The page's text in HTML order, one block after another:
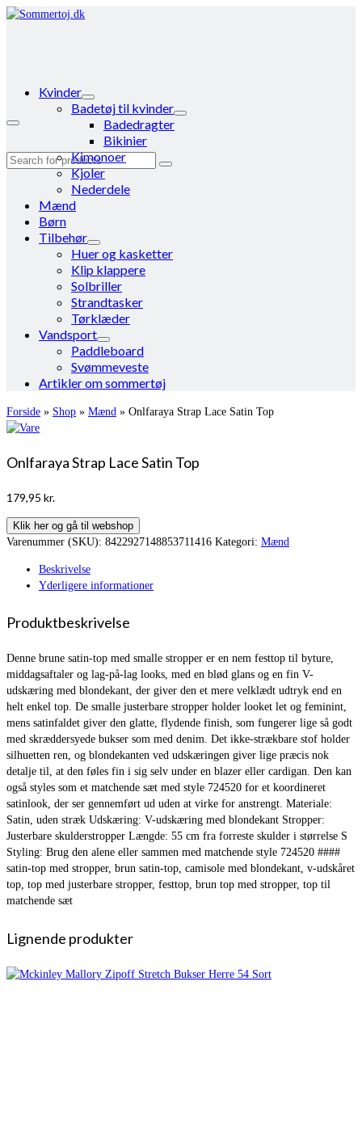
Search
Kvinder
Badetøj til kvinder
Badedragter
Bikinier
Kimonoer
Kjoler
Nederdele
Mænd
Børn
Tilbehør
Huer og kasketter
Klip klappere
Solbriller
Strandtasker
Tørklæder
Vandsport
Paddleboard
Svømmeveste
Artikler om sommertøj
Forside » Shop » Mænd » Onlfaraya Strap Lace Satin Top
Onlfaraya Strap Lace Satin Top
179,95 kr.
Klik her og gå til webshop
Varenummer (SKU): 8422927148853711416 Kategori: Mænd
Beskrivelse
Yderligere informationer
Produktbeskrivelse
Denne brune satin-top med smalle stropper er en nem festtop til byture,
middagsaftaler og lag-på-lag looks, med en blød glans og en fin V-
udskæring med blondekant, der giver den et mere velklædt udtryk end en
helt enkel top. De smalle justerbare stropper holder looket let og feminint,
mens satinfaldet giver den glatte, flydende finish, som fungerer lige så godt
med skræddersyede bukser som med denim. Det ikke-strækbare stof holder
silhuetten ren, og blondekanten ved udskæringen giver lige præcis nok
detalje til, at den føles fin i sig selv under en blazer eller cardigan. Den kan
også styles som et matchende sæt med style 724520 for et koordineret
satinlook, der ser gennemført ud uden at virke for anstrengt. Materiale:
Satin, uden stræk Udskæring: V-udskæring med blondekant Stropper:
Justerbare skulderstropper Længde: 55 cm fra forreste skulder i størrelse S
Styling: Brug den alene eller sammen med matchende style 724520 ####
satin-top med stropper, brun satin-top, camisole med blondekant, v-udskåret
top, top med justerbare stropper, festtop, brun top med stropper, top til
matchende sæt
Lignende produkter